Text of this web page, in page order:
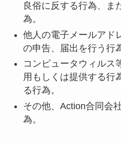
良俗に反する行為、ま
為。
他人の電子メールアド
の申告、届出を行う行
コンピュータウィルス
用もしくは提供する行
る行為。
その他、Action合同会
為。